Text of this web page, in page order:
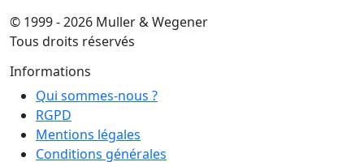
© 1999 - 2026 Muller & Wegener
Tous droits réservés
Informations
Qui sommes-nous ?
RGPD
Mentions légales
Conditions générales